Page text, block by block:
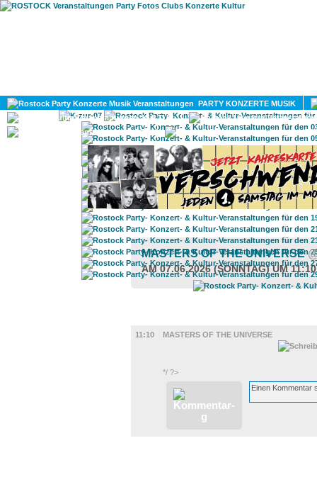
PARTY KONZERTE MUSIK
KULTUR
GAY
MASTERS OF THE UNIVERSE
AM 07.06.2026 (SONNTAG) UM
11:10
MASTERS OF THE UNIVERSE
*/ ?>